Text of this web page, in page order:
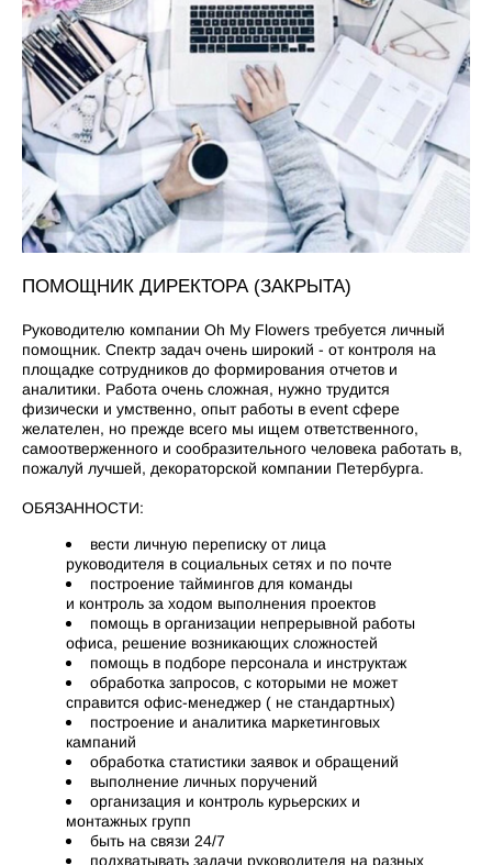
ПОМОЩНИК ДИРЕКТОРА (ЗАКРЫТА)
Руководителю компании Oh My Flowers требуется личный
помощник. Спектр задач очень широкий - от контроля на
площадке сотрудников до формирования отчетов и
аналитики. Работа очень сложная, нужно трудится
физически и умственно, опыт работы в event сфере
желателен, но прежде всего мы ищем ответственного,
самоотверженного и сообразительного человека работать в,
пожалуй лучшей, декораторской компании Петербурга.
ОБЯЗАННОСТИ:
вести личную переписку от лица
руководителя в социальных сетях и по почте
построение таймингов для команды
и контроль за ходом выполнения проектов
помощь в организации непрерывной работы
офиса, решение возникающих сложностей
помощь в подборе персонала и инструктаж
обработка запросов, с которыми не может
справится офис-менеджер ( не стандартных)
построение и аналитика маркетинговых
кампаний
обработка статистики заявок и обращений
выполнение личных поручений
организация и контроль курьерских и
монтажных групп
быть на связи 24/7
подхватывать задачи руководителя на разных